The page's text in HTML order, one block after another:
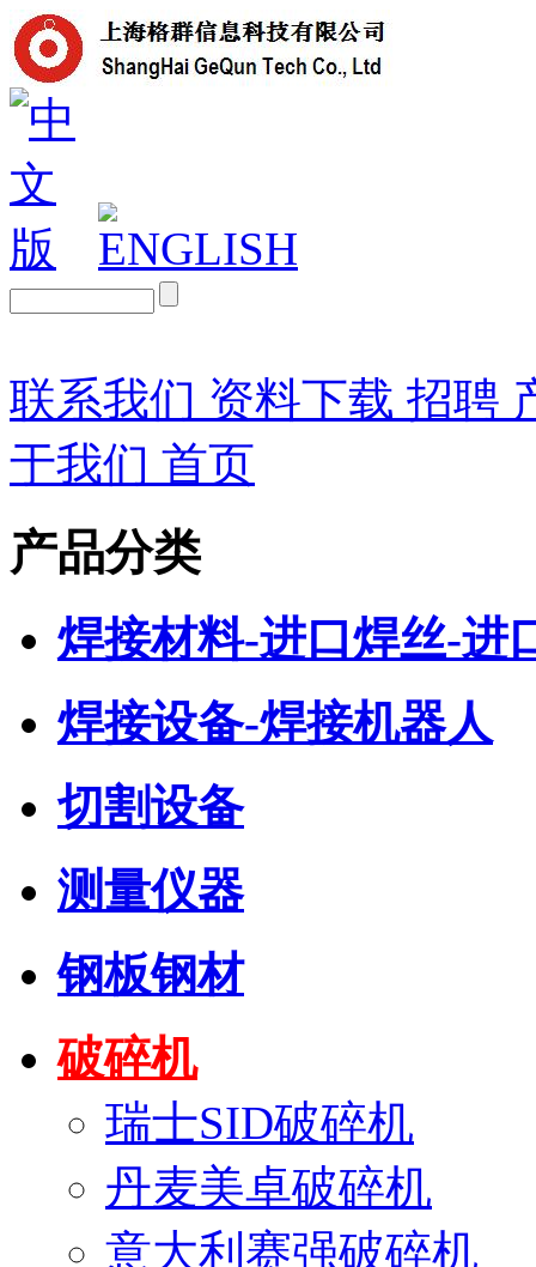
联系我们 资料下载 招聘
于我们 首页
产品分类
焊接材料-进口焊丝-进
焊接设备-焊接机器人
切割设备
测量仪器
钢板钢材
破碎机
瑞士SID破碎机
丹麦美卓破碎机
意大利赛强破碎机